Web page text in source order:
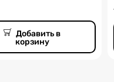
Добавить в
корзину